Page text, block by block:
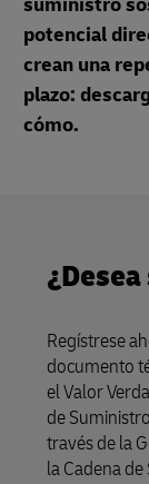
potencial
crean una
plazo:
cómo.
Regístrese
documento
el Valor
de
través de la
la Cadena